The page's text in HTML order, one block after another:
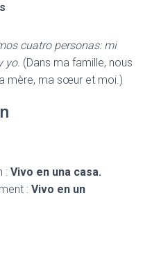
cuatro personas: mi
yo. (Dans ma famille, nous
mère, ma sœur et moi.)
: Vivo en una casa.
: Vivo en un